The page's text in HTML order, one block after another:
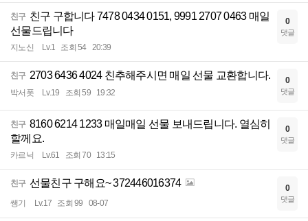
친구 친구 구합니다 7478 0434 0151, 9991 2707 0463 매일
선물드립니다
지노신 Lv.1 조회 54 20:39
0
댓글
친구 2703 6436 4024 친추해주시면 매일 선물 교환합니다.
박서폿 Lv.19 조회 59 19:32
0
댓글
친구 8160 6214 1233 매일매일 선물 보내드립니다. 열심히
할께요.
카르닉 Lv.61 조회 70 13:15
0
댓글
친구 선물친구 구해요~ 372446016374
쌩기 Lv.17 조회 99 08-07
0
댓글